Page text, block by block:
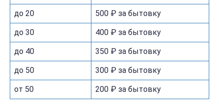
до 20 500 ₽ за бытовку
до 30 400 ₽ за бытовку
до 40 350 ₽ за бытовку
до 50 300 ₽ за бытовку
от 50 200 ₽ за бытовку